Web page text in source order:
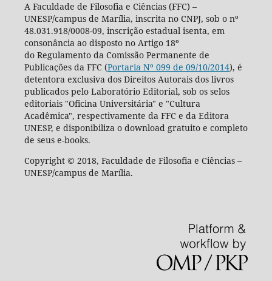
A Faculdade de Filosofia e Ciências (FFC) –
UNESP/campus de Marília, inscrita no CNPJ, sob o nº
48.031.918/0008-09, inscrição estadual isenta, em
consonância ao disposto no Artigo 18º
do Regulamento da Comissão Permanente de
Publicações da FFC (Portaria Nº 099 de 09/10/2014), é
detentora exclusiva dos Direitos Autorais dos livros
publicados pelo Laboratório Editorial, sob os selos
editoriais "Oficina Universitária" e "Cultura
Acadêmica", respectivamente da FFC e da Editora
UNESP, e disponibiliza o download gratuito e completo
de seus e-books.
Copyright © 2018, Faculdade de Filosofia e Ciências –
UNESP/campus de Marília.